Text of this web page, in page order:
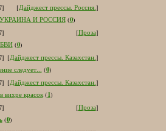
[Дайджест прессы. Россия.]
И РОССИЯ (0)
[Проза]
(0)
[Дайджест прессы. Казахстан.]
следует... (0)
[Дайджест прессы. Казахстан.]
вихре красок (1)
[Проза]
(0)